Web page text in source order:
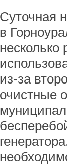
Суточная
в
несколько
из-за
очистные